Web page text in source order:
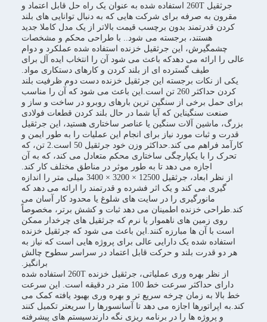
جرثقیل 260T استفاده شده به عنوان یک راه حل قابل اعتماد و
مقرون به صرفه برای شرکت هایی که به دنبال توانایی های بلند
کردن قدرتمند بدون برچسب قیمت بالاتر از یک مدل کاملا جدید
هستند، برجسته می شود.. با طراحی محکم و مشخصات
چشمگیرش، این جرثقیل خزنده استفاده شده عملکرد و دوام
عالی را ارائه می دهدکه باعث می شود آن را انتخاب ایده آل برای
طیف گسترده ای از بلند کردن و کارهای دستکاری مواد.
یکی از نکات برجسته این جرثقیل خزنده دست دوم ظرفیت بلند
کردن حداکثر 260 تن است.این باعث می شود که آن را مناسب
برای حمل برخی از سنگین ترین بارهای روبرو در ساخت و ساز و
صنعت سنگیناین که آیا شما در حال بلند کردن قطعات فولادی
بزرگ، ماشین آلات سنگین یا عناصر ساختاری هستید، این جرثقیل
قدرت و ثبات مورد نیاز برای انجام این عملیات را به طور ایمن و
کارآمد فراهم می کند.حداکثر وزن خود جرثقیل 50 است.2 تن، که
تحرک را با یکپارچگی ساختاری محکم متعادل می کند، که به آن
اجازه می دهد تا به طور موثر در مناطق مختلف کار کند.
از نظر ابعاد، جرثقیل 12500 × 3200 × 3400 میلی متر را اندازه
گیری می کند و یک اثر فشرده و قدرتمند را ارائه می دهد که
مانورگیری را در سایت های شلوغ یا محدود کار آسان می
کند.طراحی خزنده اطمینان می دهد ثبات و کشش برتر، مخصوصاً
روی زمین های ناهموار یا نرم که جرثقیل های چرخدار ممکن
است با آن ها مبارزه کنند.این باعث می شود که جرثقیل خزنده
استفاده شده یک دارایی عالی برای پروژه هایی است که نیاز به
هر دو قدرت بلند و حرکت قابل اعتماد در سراسر سطوح چالش
برانگیز.
از نظر بهره وری عملیاتی، جرثقیل خزنده 260T استفاده شده
دارای حداکثر سرعت خط 100 متر در دقیقه است. این سرعت
خط بالا به زمان چرخه سریع تر و بهره وری بهبود یافته کمک می
کند.به اپراتورها اجازه می دهد تا آسانسورها را سریعتر تکمیل کنند
و پروژه ها را در برنامه ریزی نگه دارندسیستم های پیشرفته